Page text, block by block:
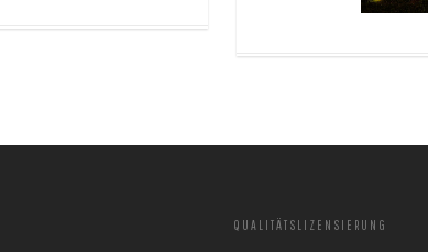
QUALITÄTSLIZENSIERUNG